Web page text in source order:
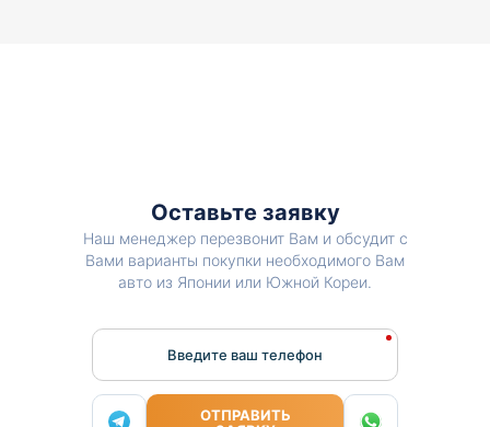
Оставьте заявку
Наш менеджер перезвонит Вам и обсудит с
Вами варианты покупки необходимого Вам
авто из Японии или Южной Кореи.
Введите ваш телефон
ОТПРАВИТЬ